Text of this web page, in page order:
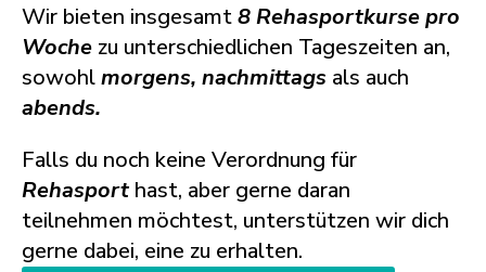
Wir bieten insgesamt8 Rehasportkurse pro
Woche zu unterschiedlichen Tageszeiten an,
sowohlmorgens, nachmittags als auch
abends.
Falls du noch keine Verordnung für
Rehasport hast, aber gerne daran
teilnehmen möchtest, unterstützen wir dich
gerne dabei, eine zu erhalten.